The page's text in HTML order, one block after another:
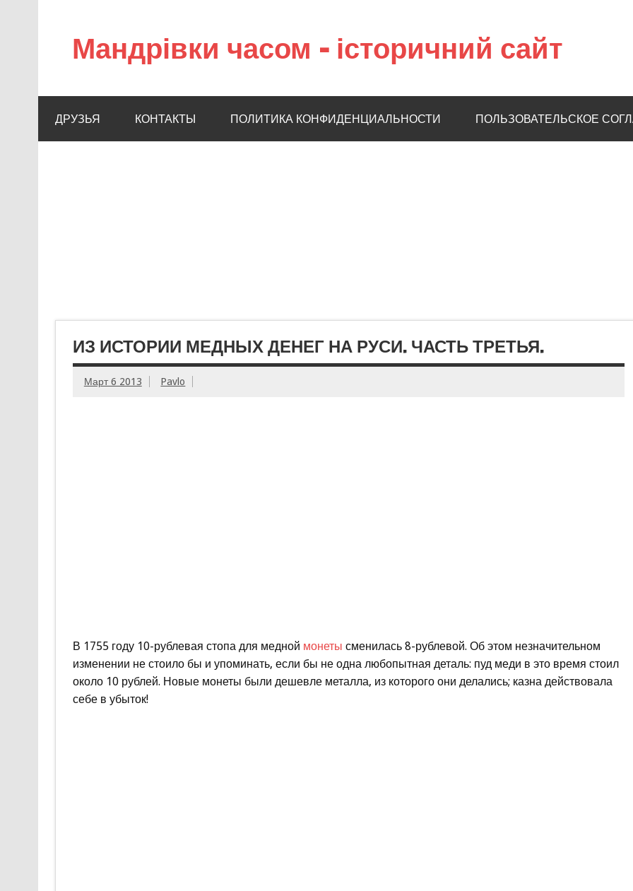
Мандрівки часом – історичний сайт
ДРУЗЬЯ КОНТАКТЫ ПОЛИТИКА КОНФИДЕНЦИАЛЬНОСТИ ПОЛЬЗОВАТЕЛЬСКОЕ
ИЗ ИСТОРИИ МЕДНЫХ ДЕНЕГ НА РУСИ. ЧАСТЬ ТРЕТЬЯ.
Март 6 2013 Pavlo
В 1755 году 10-рублевая стопа для медной монеты сменилась 8-рублевой. Об этом незначительном
изменении не стоило бы и упоминать, если бы не одна любопытная деталь: пуд меди в это время стоил
около 10 рублей. Новые монеты были дешевле металла, из которого они делались; казна действовала
себе в убыток!